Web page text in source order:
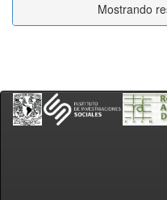
Mostrando